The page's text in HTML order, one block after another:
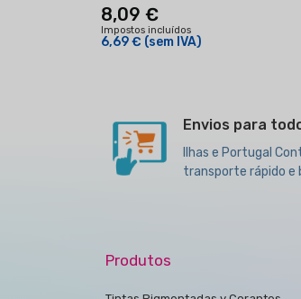
8,09 €
Impostos incluídos
6,69 € (sem IVA)
Envios para
Ilhas e Portugal
transporte rápido e
Produtos